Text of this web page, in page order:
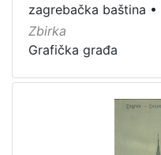
zagrebačka baština •
Zbirka
Grafička građa